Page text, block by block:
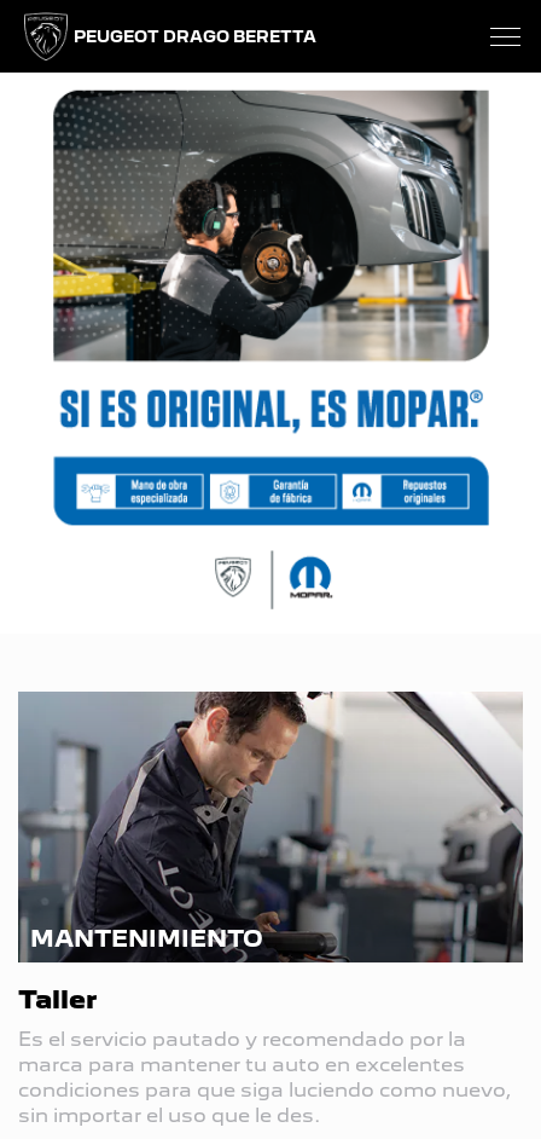
PEUGEOT DRAGO BERETTA
Anterior
MANTENIMIENTO
Taller
Es el servicio pautado y recomendado por la
marca para mantener tu auto en excelentes
condiciones para que siga luciendo como nuevo,
sin importar el uso que le des.